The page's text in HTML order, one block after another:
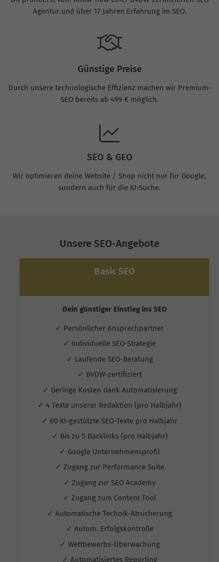
Agentur und über 17 Jahren Erfahrung im SEO.
Günstige Preise
Durch unsere technologische Effizienz machen wir Premium-
SEO bereits ab 499 € möglich.
SEO & GEO
Wir optimieren deine Website / Shop nicht nur für Google,
sondern auch für die KI-Suche.
Unsere SEO-Angebote
Basic SEO
Dein günstiger Einstieg ins SEO
✓ Persönlicher Ansprechpartner
✓ Individuelle SEO-Strategie
✓ Laufende SEO-Beratung
✓ BVDW-zertifiziert
✓ Geringe Kosten dank Automatisierung
✓ 4 Texte unserer Redaktion (pro Halbjahr)
✓ 60 KI-gestützte SEO-Texte pro Halbjahr
✓ Bis zu 5 Backlinks (pro Halbjahr)
✓ Google Unternehmensprofil
✓ Zugang zur Performance Suite
✓ Zugang zur SEO Academy
✓ Zugang zum Content Tool
✓ Automatische Technik-Absicherung
✓ Autom. Erfolgskontrolle
✓ Wettbewerbs-Überwachung
✓ Automatisiertes Reporting